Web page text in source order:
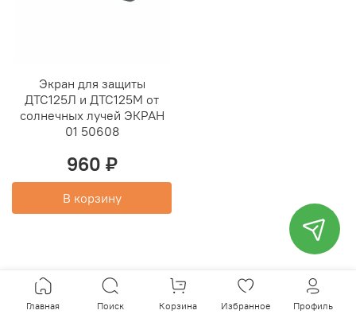
Экран для защиты
ДТС125Л и ДТС125М от
солнечных лучей ЭКРАН
01 50608
960 ₽
В корзину
Главная Поиск Корзина Избранное Профиль